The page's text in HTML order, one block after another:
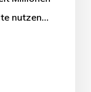
nutzen…